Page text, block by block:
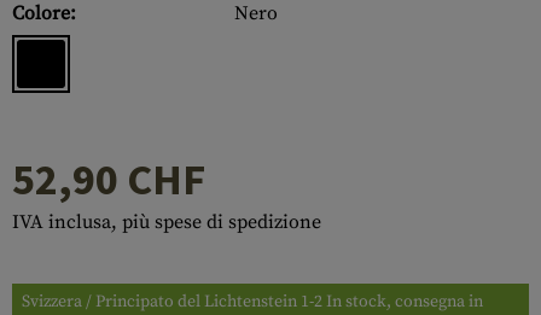
Colore:
Nero
52,90 CHF
IVA inclusa, più spese di spedizione
Svizzera / Principato del Lichtenstein 1-2 In stock, consegna in